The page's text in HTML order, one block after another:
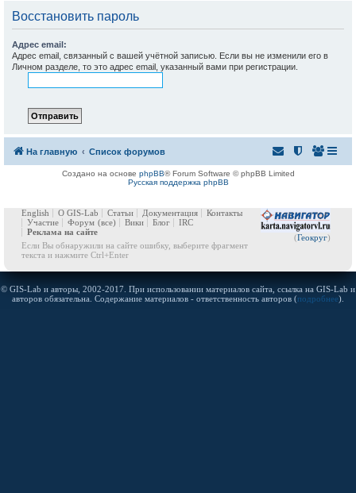
Восстановить пароль
Адрес email:
Адрес email, связанный с вашей учётной записью. Если вы не изменили его в
Личном разделе, то это адрес email, указанный вами при регистрации.
На главную Список форумов
Создано на основе phpBB® Forum Software © phpBB Limited
Русская поддержка phpBB
(Геокруг)
English О GIS-Lab Статьи Документация
Контакты
Участие
Форум (все) Вики Блог
IRC
Реклама на сайте
Если Вы обнаружили на сайте ошибку, выберите фрагмент
текста и нажмите Ctrl+Enter
© GIS-Lab и авторы, 2002-2017. При использовании материалов сайта, ссылка на GIS-Lab и
авторов обязательна. Содержание материалов - ответственность авторов (подробнее).